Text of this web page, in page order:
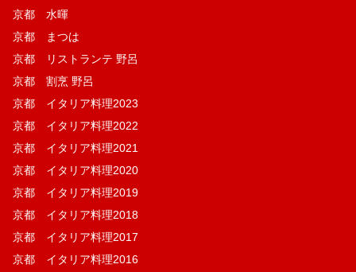
京都 水暉
京都 まつは
京都 リストランテ 野呂
京都 割烹 野呂
京都 イタリア料理2023
京都 イタリア料理2022
京都 イタリア料理2021
京都 イタリア料理2020
京都 イタリア料理2019
京都 イタリア料理2018
京都 イタリア料理2017
京都 イタリア料理2016